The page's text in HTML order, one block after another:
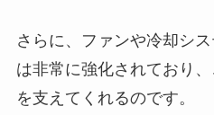
さらに、ファンや冷却シ
は非常に強化されており
を支えてくれるのです。